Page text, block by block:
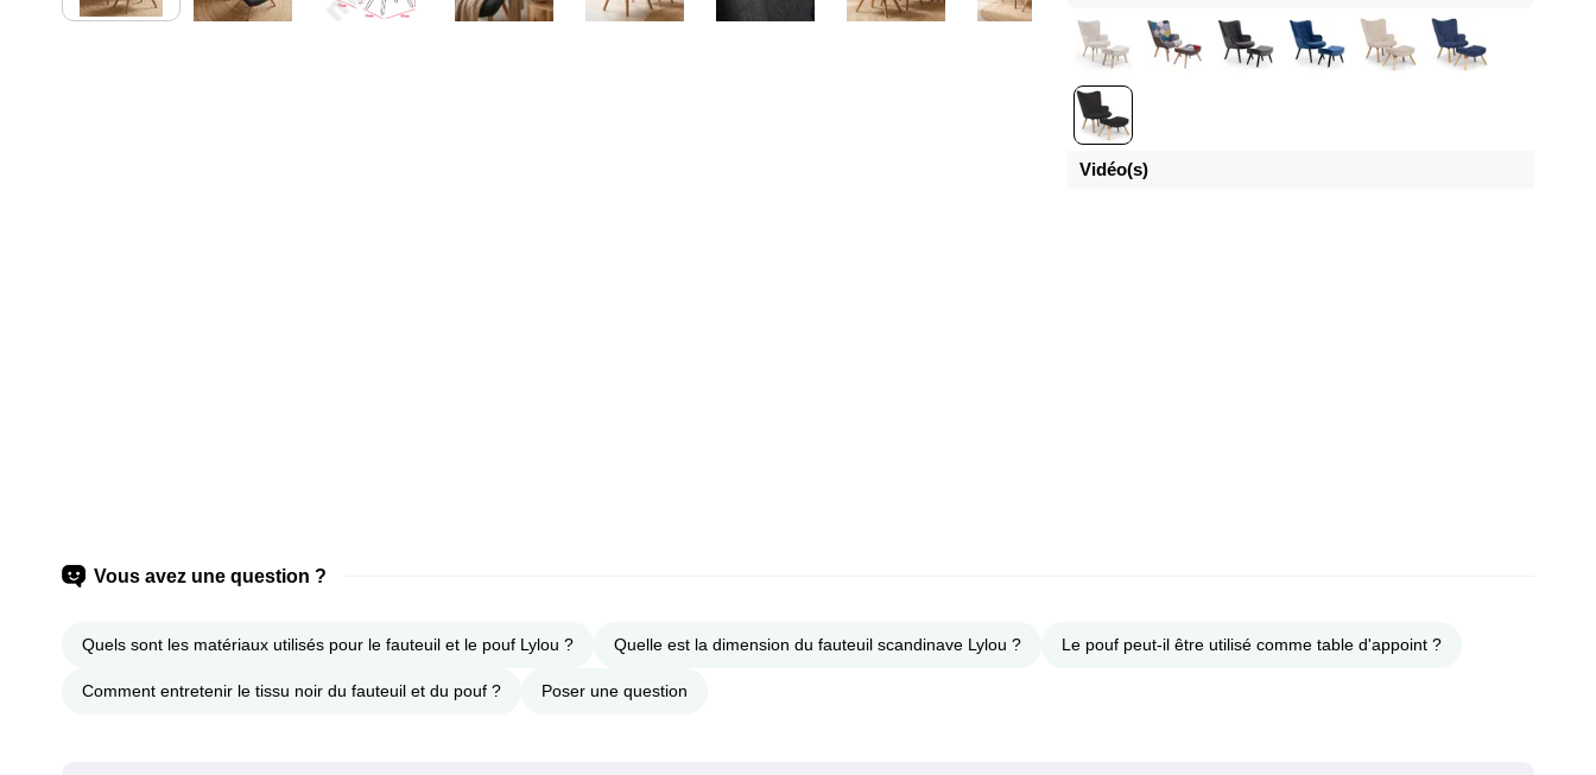
Vidéo(s)
Vous avez une question ?
Quels sont les matériaux utilisés pour le fauteuil et le pouf Lylou ? Quelle est la dimension du fauteuil scandinave Lylou ? Le pouf peut-il être utilisé comme table d'appoint ?
Comment entretenir le tissu noir du fauteuil et du pouf ? Poser une question